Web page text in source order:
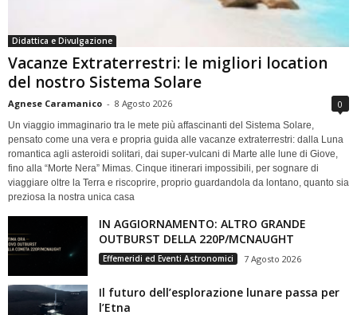
Didattica e Divulgazione
Vacanze Extraterrestri: le migliori location
del nostro Sistema Solare
Agnese Caramanico - 8 Agosto 2026 0
Un viaggio immaginario tra le mete più affascinanti del Sistema Solare,
pensato come una vera e propria guida alle vacanze extraterrestri: dalla Luna
romantica agli asteroidi solitari, dai super-vulcani di Marte alle lune di Giove,
fino alla “Morte Nera” Mimas. Cinque itinerari impossibili, per sognare di
viaggiare oltre la Terra e riscoprire, proprio guardandola da lontano, quanto sia
preziosa la nostra unica casa
IN AGGIORNAMENTO: ALTRO GRANDE
OUTBURST DELLA 220P/MCNAUGHT
Effemeridi ed Eventi Astronomici 7 Agosto 2026
Il futuro dell’esplorazione lunare passa per
l’Etna